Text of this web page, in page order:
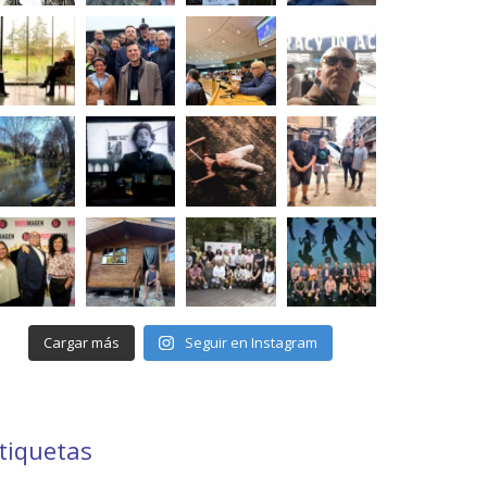
Cargar más Seguir en Instagram